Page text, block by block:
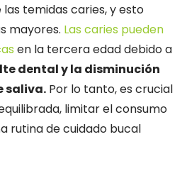
temidas caries, y esto
mayores. Las caries pueden
en la tercera edad debido a
dental y la disminución
saliva. Por lo tanto, es crucial
limitar el consumo
rutina de cuidado bucal